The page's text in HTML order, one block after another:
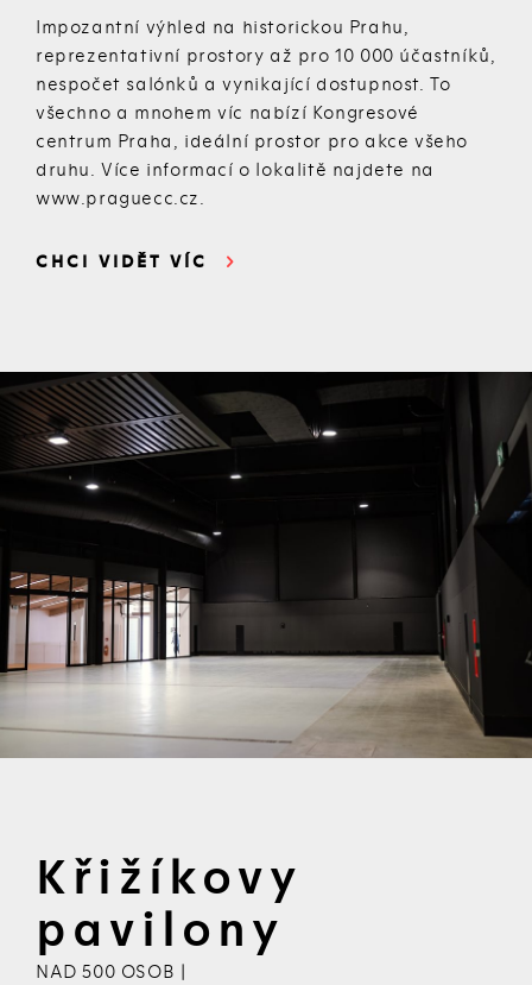
Impozantní výhled na historickou Prahu,
reprezentativní prostory až pro 10 000 účastníků,
nespočet salónků a vynikající dostupnost. To
všechno a mnohem víc nabízí Kongresové
centrum Praha, ideální prostor pro akce všeho
druhu. Více informací o lokalitě najdete na
www.praguecc.cz.
CHCI VIDĚT VÍC
Křižíkovy
pavilony
NAD 500 OSOB |